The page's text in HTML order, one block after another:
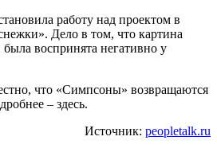
работу над проектом в
Дело в том, что картина
воспринята негативно у
что «Симпсоны» возвращаются
– здесь.
Источник: peopletalk.ru